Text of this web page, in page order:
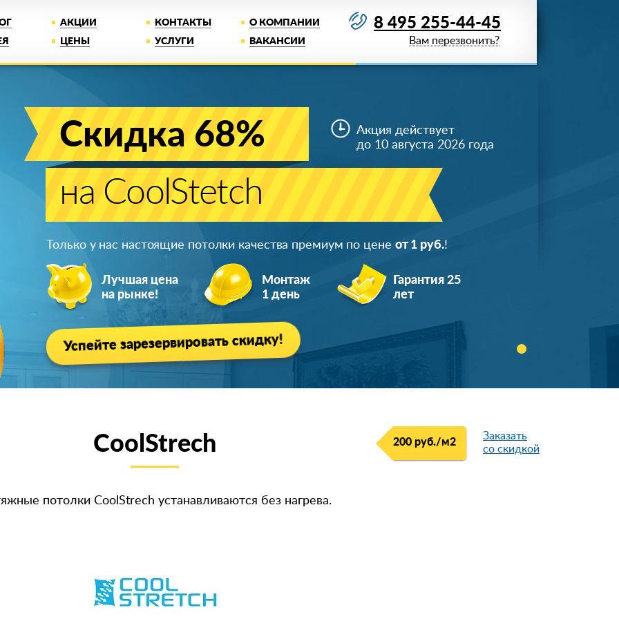
АКЦИИ КОНТАКТЫ
О КОМПАНИИ
ЦЕНЫ УСЛУГИ ВАКАНСИИ
8 495 255-44-45
Вам перезвонить?
Скидка 68%
на CoolStetch
Акция действует
до 10 августа 2026 года
Только у нас настоящие потолки качества премиум по цене от 1 руб.!
Лучшая цена
на рынке!
Монтаж
1 день
Гарантия 25
лет
Успейте зарезервировать скидку!
200 руб./м2
Заказать
со скидкой
CoolStrech
потолки CoolStrech устанавливаются без нагрева.